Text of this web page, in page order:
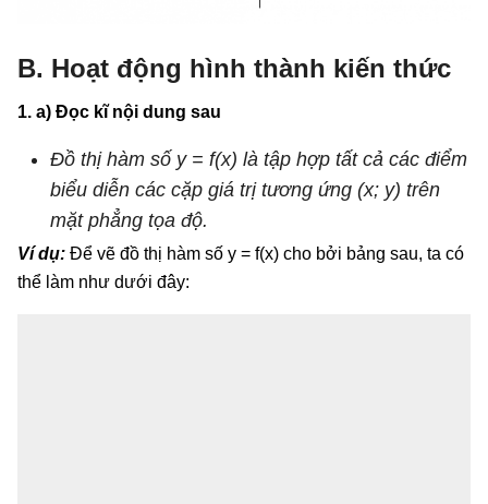
B. Hoạt động hình thành kiến thức
1. a) Đọc kĩ nội dung sau
Đồ thị hàm số y = f(x) là tập hợp tất cả các điểm
biểu diễn các cặp giá trị tương ứng (x; y) trên
mặt phẳng tọa độ.
Ví dụ: Để vẽ đồ thị hàm số y = f(x) cho bởi bảng sau, ta có
thể làm như dưới đây: